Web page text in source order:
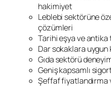
hakimiyet
Leblebi sektörüne
çözümleri
Tarihi eşya ve antika
Dar sokaklara
Gıda sektörü
Geniş kapsamlı
Şeffaf